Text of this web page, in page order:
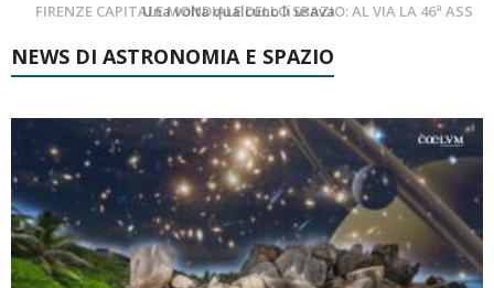
FIRENZE CAPITALE MONDIALE DELLO SPAZIO: AL VIA LA 46ª ASSEMBLEA SCIENTIFICA DEL COSPAR
Cielo del Mese di Agosto 2026
NEWS DI ASTRONOMIA E SPAZIO